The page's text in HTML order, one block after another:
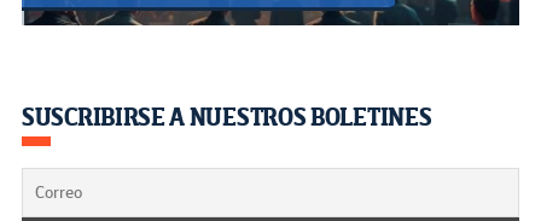
SUSCRIBIRSE A NUESTROS BOLETINES